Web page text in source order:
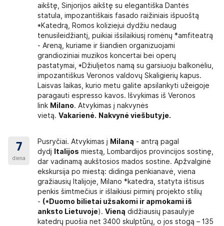
aikštę, Sinjorijos aikštę su elegantiška Dantės
statula, impozantiškais fasado raižiniais išpuoštą
*Katedrą, Romos koliziejui dydžiu nedaug
tenusileidžiantį, puikiai išsilaikiusį romėnų *amfiteatrą
- Areną, kuriame ir šiandien organizuojami
grandioziniai muzikos koncertai bei operų
pastatymai, *Džiuljetos namą su garsiuoju balkonėliu,
impozantiškus Veronos valdovų Skaligierių kapus.
Laisvas laikas, kurio metu galite apsilankyti užeigoje
paragauti espresso kavos. Išvykimas iš Veronos
link Milano. Atvykimas į nakvynės
vietą.Vakarienė. Nakvynė viešbutyje.
7
diena
Pusryčiai. Atvykimas į Milaną - antrą pagal
dydį
Italijos miestą, Lombardijos provincijos sostinę,
dar vadinamą aukštosios mados sostine. Apžvalginė
ekskursija po miestą: didinga penkianavė, viena
gražiausių Italijoje, Milano *katedra, statyta ištisus
penkis šimtmečius ir išlaikiusi pirminį projekto stilių
- (*Duomo bilietai užsakomi ir apmokami iš
anksto Lietuvoje).Vieną didžiausių pasaulyje
katedrų puošia net 3400 skulptūrų, o jos stogą – 135